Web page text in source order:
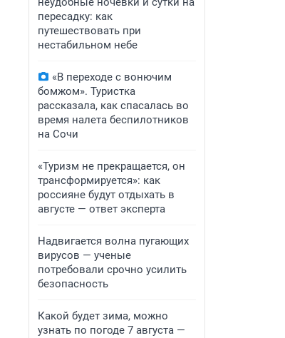
пересадку: как
путешествовать при
нестабильном небе
«В переходе с вонючим
бомжом». Туристка
рассказала, как спасалась во
время налета беспилотников
на Сочи
«Туризм не прекращается, он
трансформируется»: как
россияне будут отдыхать в
августе — ответ эксперта
Надвигается волна пугающих
вирусов — ученые
потребовали срочно усилить
безопасность
Какой будет зима, можно
узнать по погоде 7 августа —